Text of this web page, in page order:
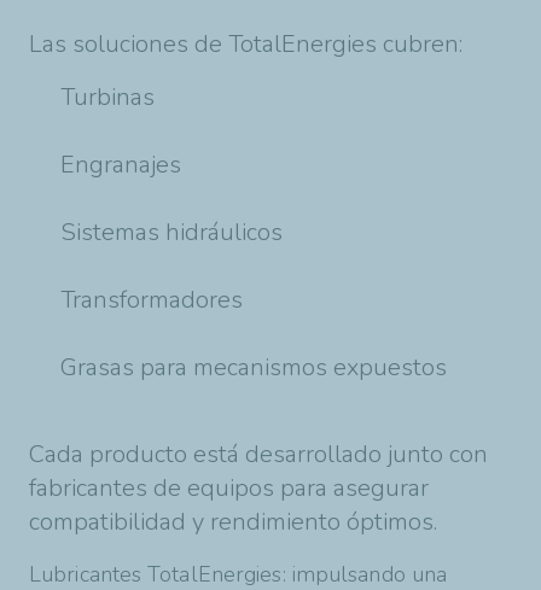
Las soluciones de TotalEnergies cubren:
Turbinas
Engranajes
Sistemas hidráulicos
Transformadores
Grasas para mecanismos expuestos
Cada producto está desarrollado junto con
fabricantes de equipos para asegurar
compatibilidad y rendimiento óptimos.
Lubricantes TotalEnergies: impulsando una